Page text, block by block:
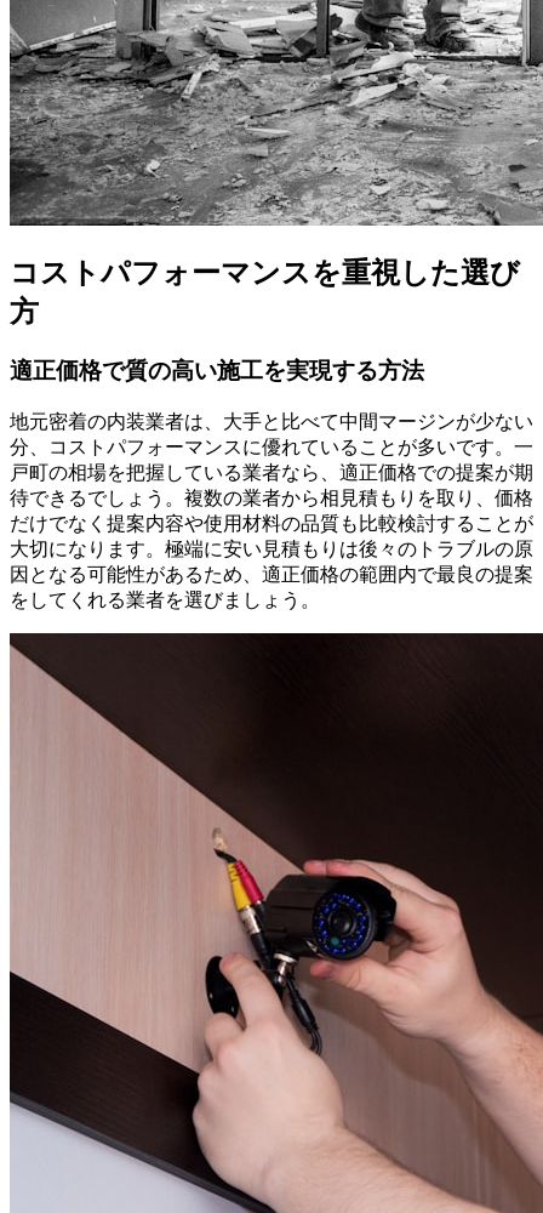
コストパフォーマンスを重視した選び
方
適正価格で質の高い施工を実現する方法
地元密着の内装業者は、大手と比べて中間マージンが少ない
分、コストパフォーマンスに優れていることが多いです。一
戸町の相場を把握している業者なら、適正価格での提案が期
待できるでしょう。複数の業者から相見積もりを取り、価格
だけでなく提案内容や使用材料の品質も比較検討することが
大切になります。極端に安い見積もりは後々のトラブルの原
因となる可能性があるため、適正価格の範囲内で最良の提案
をしてくれる業者を選びましょう。